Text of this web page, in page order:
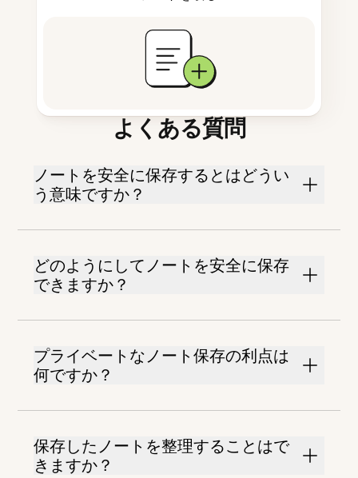
よくある質問
ノートを安全に保存するとはどうい
う意味ですか？
どのようにしてノートを安全に保存
できますか？
プライベートなノート保存の利点は
何ですか？
保存したノートを整理することはで
きますか？